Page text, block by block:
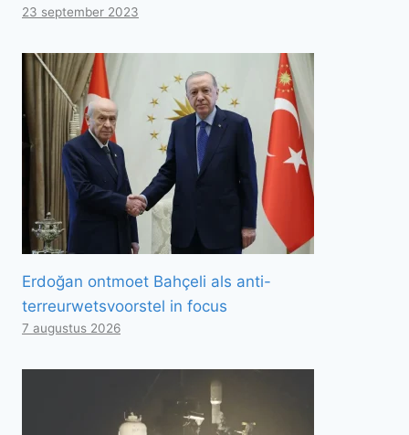
23 september 2023
Erdoğan ontmoet Bahçeli als anti-
terreurwetsvoorstel in focus
7 augustus 2026